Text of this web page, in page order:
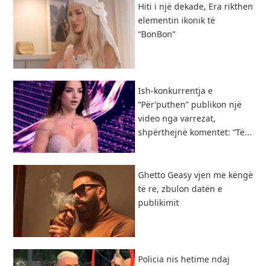
Hiti i një dekade, Era rikthen
elementin ikonik të
“BonBon”
Ish-konkurrentja e
“Për’puthen” publikon një
video nga varrezat,
shpërthejnë komentet: “Të...
Ghetto Geasy vjen me këngë
të re, zbulon datën e
publikimit
Policia nis hetime ndaj